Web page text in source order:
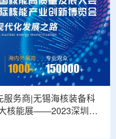
服务商|无锡海核装备科
核能展——2023深圳核